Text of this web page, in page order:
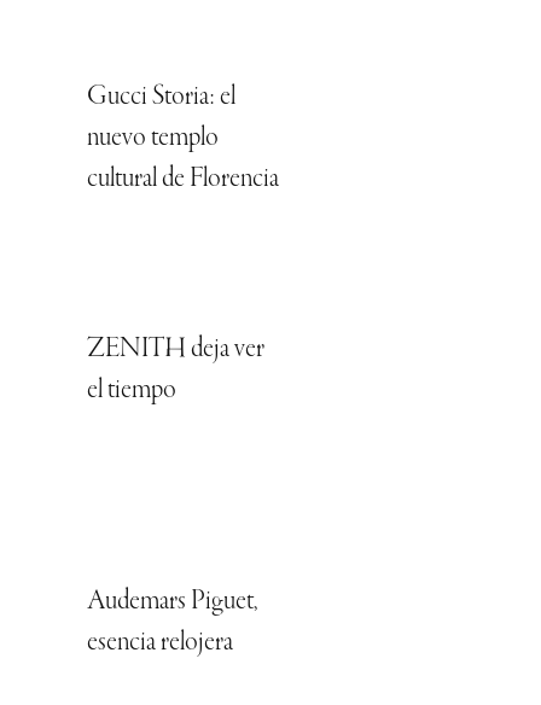
Gucci Storia: el
nuevo templo
cultural de Florencia
ZENITH deja ver
el tiempo
Audemars Piguet,
esencia relojera